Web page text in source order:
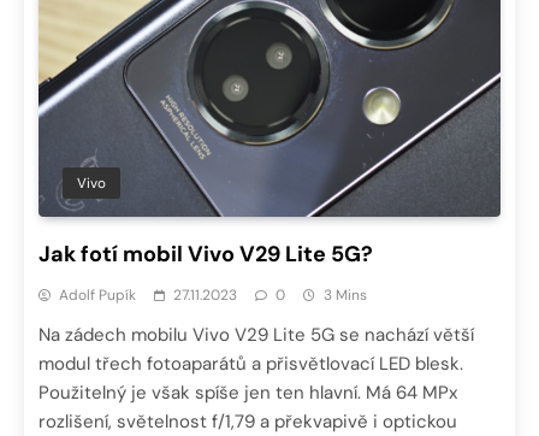
Vivo
Jak fotí mobil Vivo V29 Lite 5G?
Adolf Pupík 27.11.2023 0 3 Mins
Na zádech mobilu Vivo V29 Lite 5G se nachází větší
modul třech fotoaparátů a přisvětlovací LED blesk.
Použitelný je však spíše jen ten hlavní. Má 64 MPx
rozlišení, světelnost f/1,79 a překvapivě i optickou